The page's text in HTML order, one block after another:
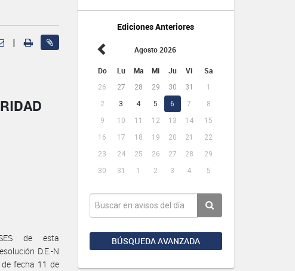
Ediciones Anteriores
Agosto 2026
Do Lu Ma Mi Ju Vi Sa
26 27 28 29 30 31
1
2
3 4 5 6 7
8
9
10 11 12 13 14
15
16
17 18 19 20 21
22
23
24 25 26 27 28
29
30
31 1 2 3 4 5
BÚSQUEDA AVANZADA
|
de esta
D.E.-N
fecha 11 de